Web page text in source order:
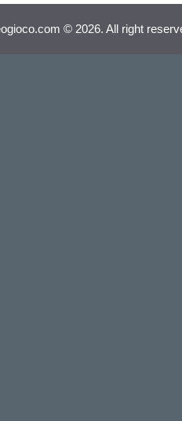
© 2026. All right